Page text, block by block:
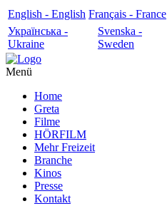
English - English Français - France
Українська -
Ukraine
Svenska -
Sweden
Menü
Home
Greta
Filme
HÖRFILM
Mehr Freizeit
Branche
Kinos
Presse
Kontakt